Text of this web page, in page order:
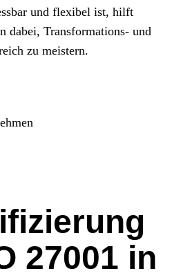
und flexibel ist, hilft
dabei, Transformations- und
zu meistern.
27001 in